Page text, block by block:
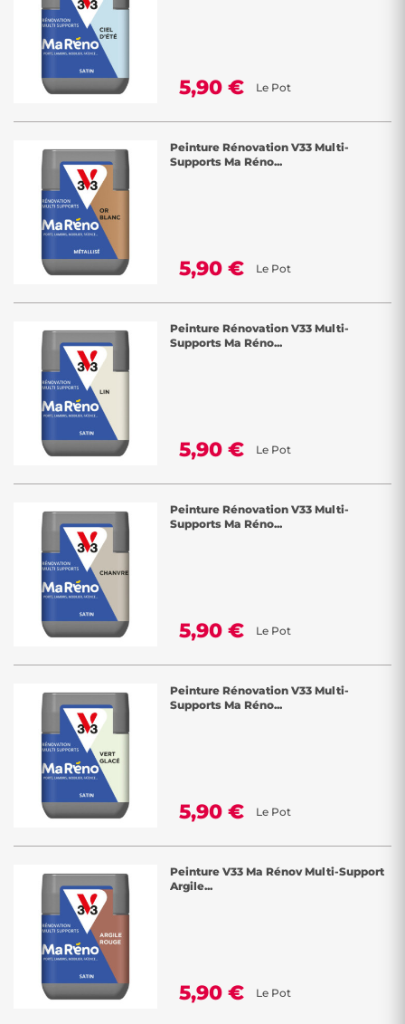
5,90 € Le Pot
Peinture Rénovation V33 Multi-
Supports Ma Réno...
5,90 € Le Pot
Peinture Rénovation V33 Multi-
Supports Ma Réno...
5,90 € Le Pot
Peinture Rénovation V33 Multi-
Supports Ma Réno...
5,90 € Le Pot
Peinture Rénovation V33 Multi-
Supports Ma Réno...
5,90 € Le Pot
Peinture V33 Ma Rénov Multi-Support
Argile...
5,90 € Le Pot